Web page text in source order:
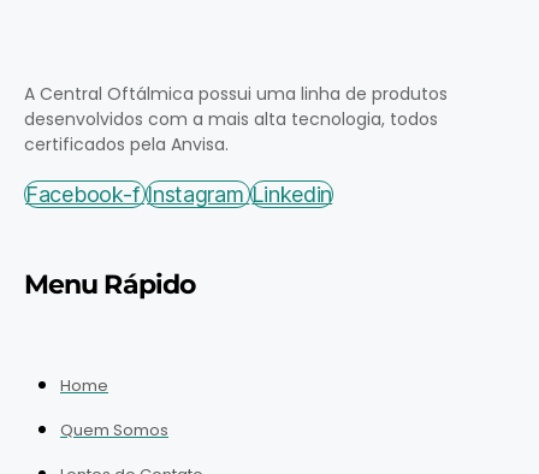
A Central Oftálmica possui uma linha de produtos
desenvolvidos com a mais alta tecnologia, todos
certificados pela Anvisa.
Facebook-f Instagram Linkedin
Menu Rápido
Home
Quem Somos